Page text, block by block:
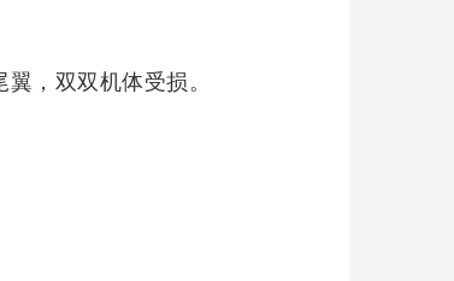
，双双机体受损。